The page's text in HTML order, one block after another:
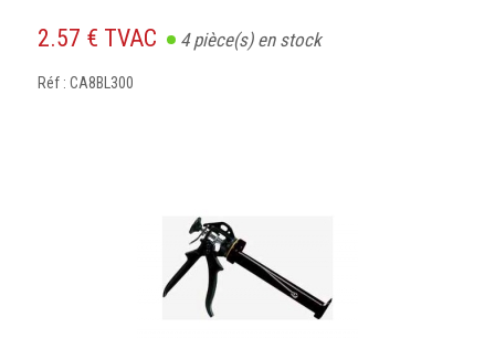
2.57 € TVAC 4pièce(s) en stock
Réf : CA8BL300